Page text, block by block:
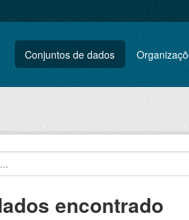
Conjuntos de dados
encontrado